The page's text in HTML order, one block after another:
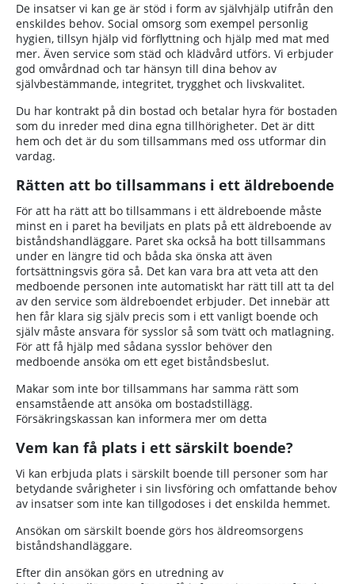
De insatser vi kan ge är stöd i form av självhjälp utifrån den
enskildes behov. Social omsorg som exempel personlig
hygien, tillsyn hjälp vid förflyttning och hjälp med mat med
mer. Även service som städ och klädvård utförs. Vi erbjuder
god omvårdnad och tar hänsyn till dina behov av
självbestämmande, integritet, trygghet och livskvalitet.
Du har kontrakt på din bostad och betalar hyra för bostaden
som du inreder med dina egna tillhörigheter. Det är ditt
hem och det är du som tillsammans med oss utformar din
vardag.
Rätten att bo tillsammans i ett äldreboende
För att ha rätt att bo tillsammans i ett äldreboende måste
minst en i paret ha beviljats en plats på ett äldreboende av
biståndshandläggare. Paret ska också ha bott tillsammans
under en längre tid och båda ska önska att även
fortsättningsvis göra så. Det kan vara bra att veta att den
medboende personen inte automatiskt har rätt till att ta del
av den service som äldreboendet erbjuder. Det innebär att
hen får klara sig själv precis som i ett vanligt boende och
själv måste ansvara för sysslor så som tvätt och matlagning.
För att få hjälp med sådana sysslor behöver den
medboende ansöka om ett eget biståndsbeslut.
Makar som inte bor tillsammans har samma rätt som
ensamstående att ansöka om bostadstillägg.
Försäkringskassan kan informera mer om detta
Vem kan få plats i ett särskilt boende?
Vi kan erbjuda plats i särskilt boende till personer som har
betydande svårigheter i sin livsföring och omfattande behov
av insatser som inte kan tillgodoses i det enskilda hemmet.
Ansökan om särskilt boende görs hos äldreomsorgens
biståndshandläggare.
Efter din ansökan görs en utredning av